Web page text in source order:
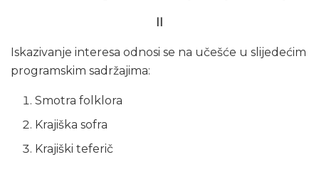
II
Iskazivanje interesa odnosi se na učešće u slijedećim
programskim sadržajima:
Smotra folklora
Krajiška sofra
Krajiški teferič